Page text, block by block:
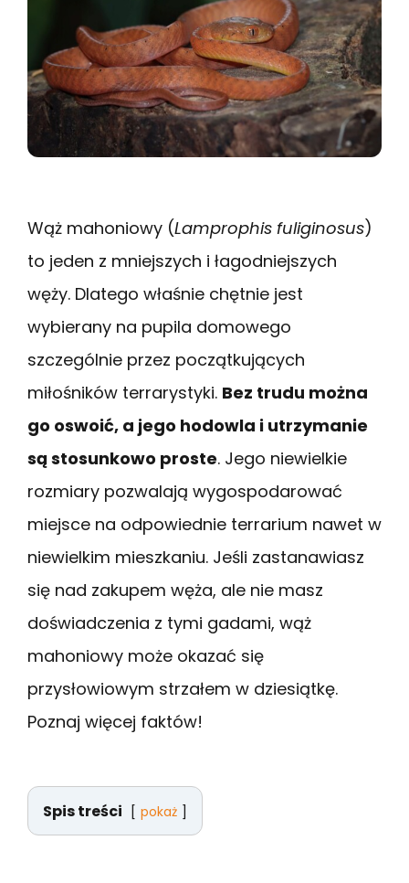
Wąż mahoniowy (Lamprophis fuliginosus)
to jeden z mniejszych i łagodniejszych
węży. Dlatego właśnie chętnie jest
wybierany na pupila domowego
szczególnie przez początkujących
miłośników terrarystyki. Bez trudu można
go oswoić, a jego hodowla i utrzymanie
są stosunkowo proste. Jego niewielkie
rozmiary pozwalają wygospodarować
miejsce na odpowiednie terrarium nawet w
niewielkim mieszkaniu. Jeśli zastanawiasz
się nad zakupem węża, ale nie masz
doświadczenia z tymi gadami, wąż
mahoniowy może okazać się
przysłowiowym strzałem w dziesiątkę.
Poznaj więcej faktów!
Spis treści pokaż